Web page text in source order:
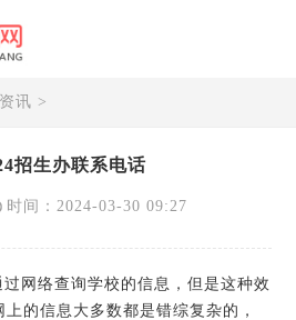
讯 >
招生办联系电话
时间：2024-03-30 09:27
网络查询学校的信息，但是这种效
的信息大多数都是错综复杂的，